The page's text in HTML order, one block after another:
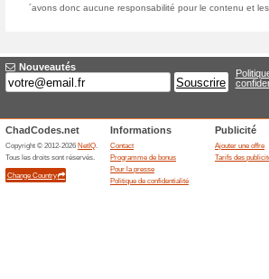
qui permet aux
et de capturer
enregistrer vos